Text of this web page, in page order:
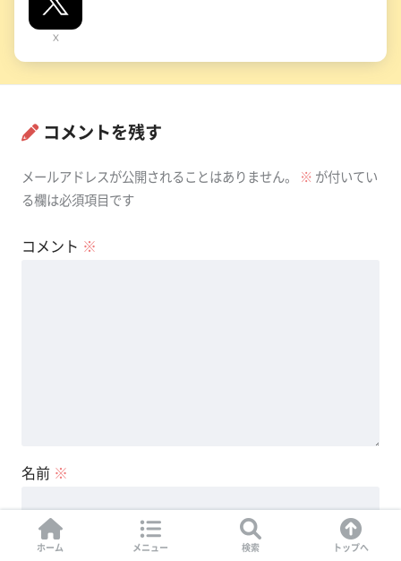
X
コメントを残す
メールアドレスが公開されることはありません。 ※ が付いてい
る欄は必須項目です
コメント ※
名前 ※
メール
ホーム メニュー 検索 トップへ